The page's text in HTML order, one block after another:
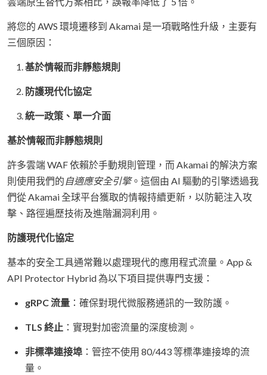
將您的 AWS 環境遷移到 Akamai 是一項戰略性升級，主要有
三個原因：
基於情報而非靜態規則
防護現代化協定
統一政策、單一介面
基於情報而非靜態規則
許多雲端 WAF 依賴於手動規則管理，而 Akamai 的解決方案
則使用我們的 自適應安全引擎。這個由 AI 驅動的引擎透過我
們從 Akamai 全球平台獲取的情報持續更新，以防範注入攻
擊、路徑遍歷技術及進階漏洞利用。
防護現代化協定
基本的安全工具通常難以處理現代的應用程式流量。App &
API Protector Hybrid 為以下項目提供專門支援：
gRPC 流量 ：確保對現代微服務通訊的一致防護。
TLS 終止 ：實現對加密流量的深度檢測。
非標準連接埠 ：管控不使用 80/443 等標準連接埠的流
量。